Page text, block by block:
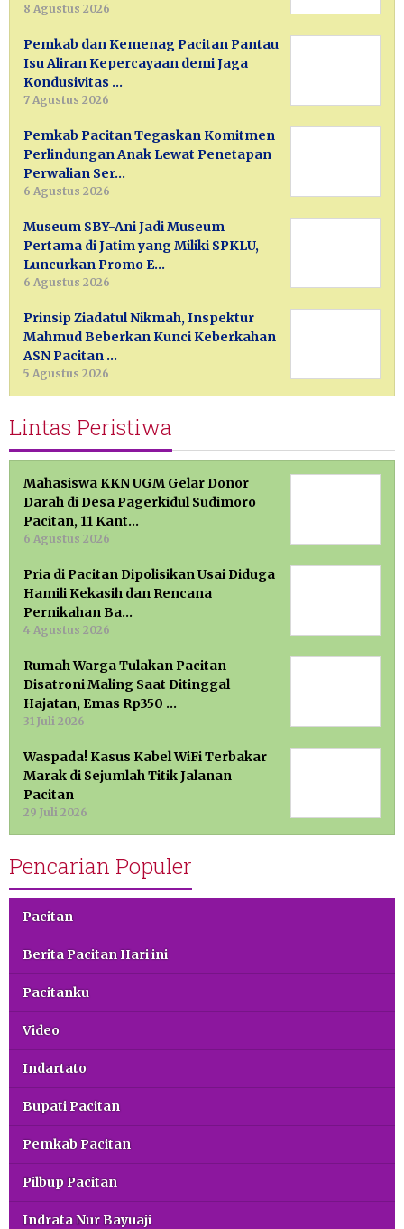
8 Agustus 2026
Pemkab dan Kemenag Pacitan Pantau
Isu Aliran Kepercayaan demi Jaga
Kondusivitas …
7 Agustus 2026
Pemkab Pacitan Tegaskan Komitmen
Perlindungan Anak Lewat Penetapan
Perwalian Ser…
6 Agustus 2026
Museum SBY-Ani Jadi Museum
Pertama di Jatim yang Miliki SPKLU,
Luncurkan Promo E…
6 Agustus 2026
Prinsip Ziadatul Nikmah, Inspektur
Mahmud Beberkan Kunci Keberkahan
ASN Pacitan …
5 Agustus 2026
Lintas Peristiwa
Mahasiswa KKN UGM Gelar Donor
Darah di Desa Pagerkidul Sudimoro
Pacitan, 11 Kant…
6 Agustus 2026
Pria di Pacitan Dipolisikan Usai Diduga
Hamili Kekasih dan Rencana
Pernikahan Ba…
4 Agustus 2026
Rumah Warga Tulakan Pacitan
Disatroni Maling Saat Ditinggal
Hajatan, Emas Rp350 …
31 Juli 2026
Waspada! Kasus Kabel WiFi Terbakar
Marak di Sejumlah Titik Jalanan
Pacitan
29 Juli 2026
Pencarian Populer
Pacitan
Berita Pacitan Hari ini
Pacitanku
Video
Indartato
Bupati Pacitan
Pemkab Pacitan
Pilbup Pacitan
Indrata Nur Bayuaji